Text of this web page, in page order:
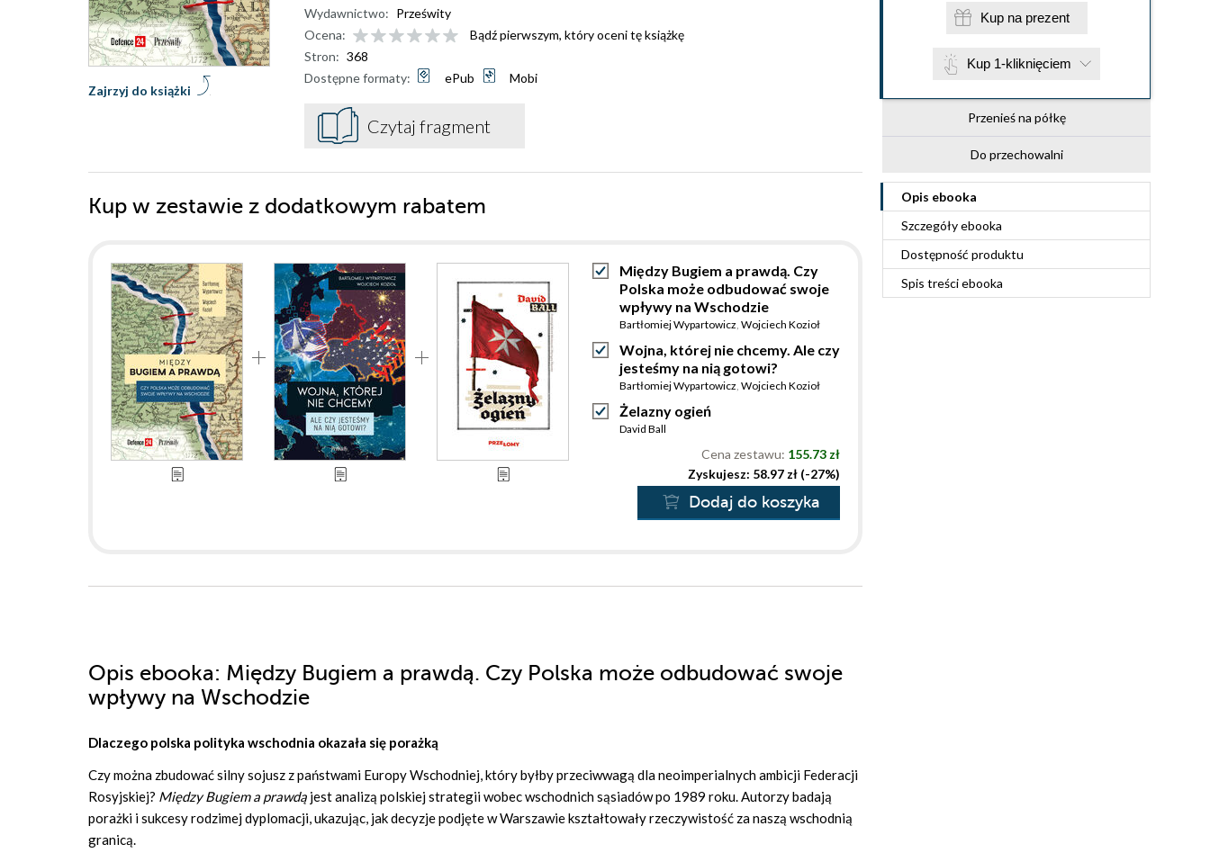
Zajrzyj do książki
Wydawnictwo: Prześwity
Ocena:
Bądź pierwszym, który oceni tę książkę
Stron: 368
Dostępne formaty:
ePub Mobi
Czytaj fragment
Kup na prezent
Kup 1-kliknięciem
Przenieś na półkę
Do przechowalni
Opis ebooka
Szczegółyebooka
Dostępność produktu
Spis treściebooka
Kup w zestawie z dodatkowym rabatem
Między Bugiem a prawdą. Czy
Polska może odbudować swoje
wpływy na Wschodzie
Bartłomiej Wypartowicz, Wojciech Kozioł
Wojna, której nie chcemy. Ale czy
jesteśmy na nią gotowi?
Bartłomiej Wypartowicz, Wojciech Kozioł
Żelazny ogień
David Ball
Cena zestawu: 155.73 zł
Zyskujesz: 58.97 zł (-27%)
Dodaj do koszyka
Opis ebooka: Między Bugiem a prawdą. Czy Polska może odbudować swoje
wpływy na Wschodzie
Dlaczego polska polityka wschodnia okazała się porażką
Czy można zbudować silny sojusz z państwami Europy Wschodniej, który byłby przeciwwagą dla neoimperialnych ambicji Federacji
Rosyjskiej? Między Bugiem a prawdą jest analizą polskiej strategii wobec wschodnich sąsiadów po 1989 roku. Autorzy badają
porażki i sukcesy rodzimej dyplomacji, ukazując, jak decyzje podjęte w Warszawie kształtowały rzeczywistość za naszą wschodnią
granicą.